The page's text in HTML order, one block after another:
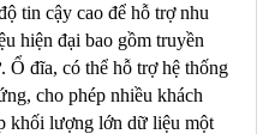
tin cậy cao để hỗ trợ nhu
hiện đại bao gồm truyền
đĩa, có thể hỗ trợ hệ thống
cho phép nhiều khách
khối lượng lớn dữ liệu một